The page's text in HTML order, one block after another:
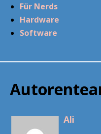
Für Nerds
Hardware
Software
Ali